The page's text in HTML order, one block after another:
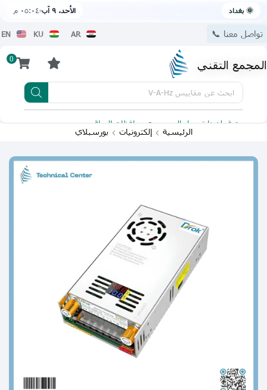
🌞 بغداد الأحد، ٩ آب ٠٥:٠٤ م
تواصل معنا 📞 AR
KU
EN
المجمع التقني 0
ابحث عن مقاييس V-A-Hz
يتوفر لدينا توصيل الى جميع محافظات العراق
الرئيسية إلكترونيات بورسبلاي